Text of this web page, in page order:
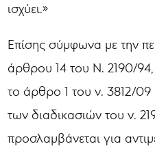
ισχύει.»
Επίσης σύμφωνα με την
άρθρου 14 του Ν. 2190/
το άρθρο 1 του ν. 3812/09
των διαδικασιών του ν.
προσλαμβάνεται για